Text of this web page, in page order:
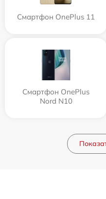
Смартфон OnePlus 11
Смартфон OnePlus
Nord N10